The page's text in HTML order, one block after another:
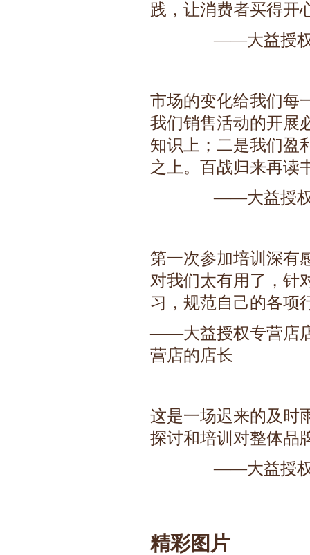
践，让消费者买得开
——大益授权
市场的变化给我们每
我们销售活动的开展
知识上；二是我们盈
之上。百战归来再读
——大益授权
第一次参加培训深有
对我们太有用了，针
习，规范自己的各项
——大益授权专营店
营店的店长
这是一场迟来的及时
探讨和培训对整体品
——大益授权
精彩图片